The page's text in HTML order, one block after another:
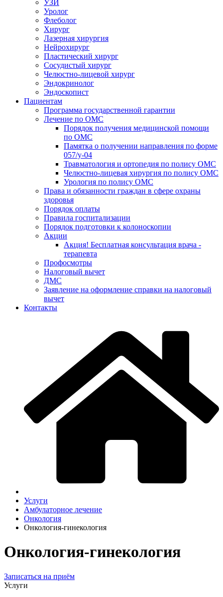
УЗИ
Уролог
Флеболог
Хирург
Лазерная хирургия
Нейрохирург
Пластический хирург
Сосудистый хирург
Челюстно-лицевой хирург
Эндокринолог
Эндоскопист
Пациентам
Программа государственной гарантии
Лечение по ОМС
Порядок получения медицинской помощи
по ОМС
Памятка о получении направления по форме
057/у-04
Травматология и ортопедия по полису ОМС
Челюстно-лицевая хирургия по полису ОМС
Урология по полису ОМС
Права и обязанности граждан в сфере охраны
здоровья
Порядок оплаты
Правила госпитализации
Порядок подготовки к колоноскопии
Акции
Акция! Бесплатная консультация врача -
терапевта
Профосмотры
Налоговый вычет
ДМС
Заявление на оформление справки на налоговый
вычет
Контакты
Услуги
Амбулаторное лечение
Онкология
Онкология-гинекология
Онкология-гинекология
Записаться на приём
Услуги